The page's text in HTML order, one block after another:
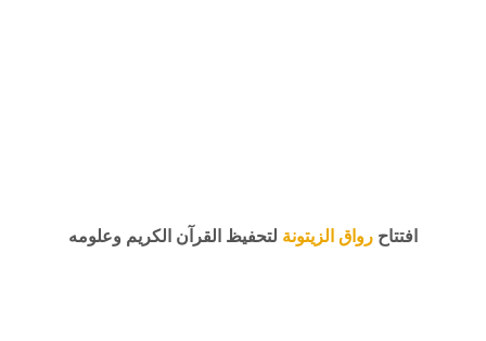
افتتاح رواق الزيتونة لتحفيظ القرآن الكريم وعلومه